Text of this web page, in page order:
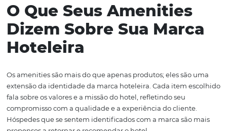
voltados para o luxo, por exemplo, podem optar por
cosméticos premium, enquanto estabelecimentos
sustentabilidade podem preferir itens orgânicos e eco-
Produtos regionais não apenas oferecem uma
autêntica, mas também incentivam a economia local.
refletem a cultura e as tradições locais podem ser um
atrativo para os hóspedes que buscam uma imersão
durante sua estadia.